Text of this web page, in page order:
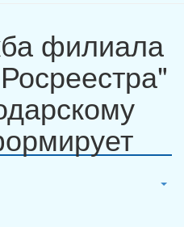
филиала